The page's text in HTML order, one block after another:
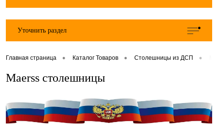
Уточнить раздел
Главная страница • Каталог Товаров • Столешницы из ДСП •
Maerss столешницы